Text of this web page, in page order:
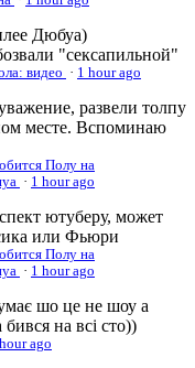
Дюбуа)
"сексапильной"
видео · 1 hour ago
развели толпу
месте. Вспоминаю
Полу на
· 1 hour ago
ютуберу, может
или Фьюри
Полу на
· 1 hour ago
шо це не шоу а
на всі сто))
ago